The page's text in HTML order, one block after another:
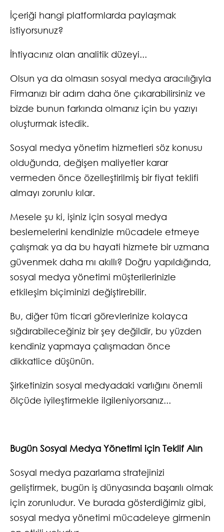
İçeriği hangi platformlarda paylaşmak
istiyorsunuz?
İhtiyacınız olan analitik düzeyi...
Olsun ya da olmasın sosyal medya aracılığıyla
Firmanızı bir adım daha öne çıkarabilirsiniz ve
bizde bunun farkında olmanız için bu yazıyı
oluşturmak istedik.
Sosyal medya yönetim hizmetleri söz konusu
olduğunda, değişen maliyetler karar
vermeden önce özelleştirilmiş bir fiyat teklifi
almayı zorunlu kılar.
Mesele şu ki, işiniz için sosyal medya
beslemelerini kendinizle mücadele etmeye
çalışmak ya da bu hayati hizmete bir uzmana
güvenmek daha mı akıllı? Doğru yapıldığında,
sosyal medya yönetimi müşterilerinizle
etkileşim biçiminizi değiştirebilir.
Bu, diğer tüm ticari görevlerinize kolayca
sığdırabileceğiniz bir şey değildir, bu yüzden
kendiniz yapmaya çalışmadan önce
dikkatlice düşünün.
Şirketinizin sosyal medyadaki varlığını önemli
ölçüde iyileştirmekle ilgileniyorsanız...
Bugün Sosyal Medya Yönetimi için Teklif Alın
Sosyal medya pazarlama stratejinizi
geliştirmek, bugün iş dünyasında başarılı olmak
için zorunludur. Ve burada gösterdiğimiz gibi,
sosyal medya yönetimi mücadeleye girmenin